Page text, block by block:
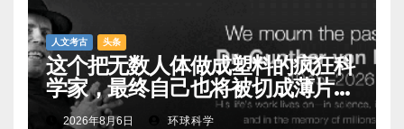
人文考古 头条
这个把无数人体做成塑料的疯狂科
学家，最终自己也将被切成薄片展
出2026年8月6日 环球科学